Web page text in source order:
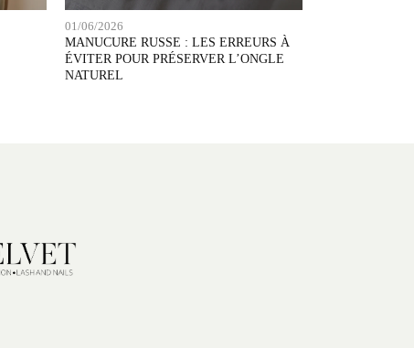
01/06/2026
MANUCURE RUSSE : LES ERREURS À
ÉVITER POUR PRÉSERVER L’ONGLE
NATUREL